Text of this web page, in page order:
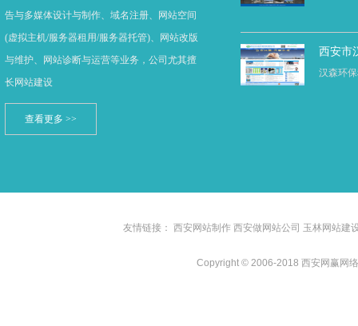
告与多媒体设计与制作、域名注册、网站空间
(虚拟主机/服务器租用/服务器托管)、网站改版
与维护、网站诊断与运营等业务，公司尤其擅
长网站建设
查看更多 >>
西安市
汉森环
友情链接： 西安网站制作 西安做网站公司 玉林网站建
Copyright © 2006-2018 西安网赢网